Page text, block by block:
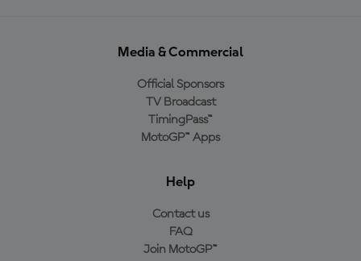
Media & Commercial
Official Sponsors
TV Broadcast
TimingPass™
MotoGP™ Apps
Help
Contact us
FAQ
Join MotoGP™